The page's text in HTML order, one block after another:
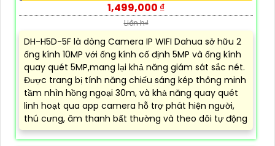
1,499,000 ₫
Liên h₫
DH-H5D-5F là dòng Camera IP WIFI Dahua sở hữu 2
ống kính 10MP với ống kính cố định 5MP và ống kính
quay quét 5MP,mang lại khả năng giám sát sắc nét.
Được trang bị tính năng chiếu sáng kép thông minh
tầm nhìn hồng ngoại 30m, và khả năng quay quét
linh hoạt qua app camera hỗ trợ phát hiện người,
thú cưng, âm thanh bất thường và theo dõi tự động